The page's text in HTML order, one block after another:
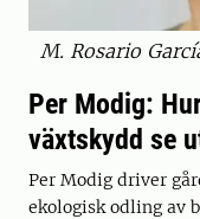
M. Rosario
Per Modig:
växtskydd se
Per Modig driver
ekologisk odling av